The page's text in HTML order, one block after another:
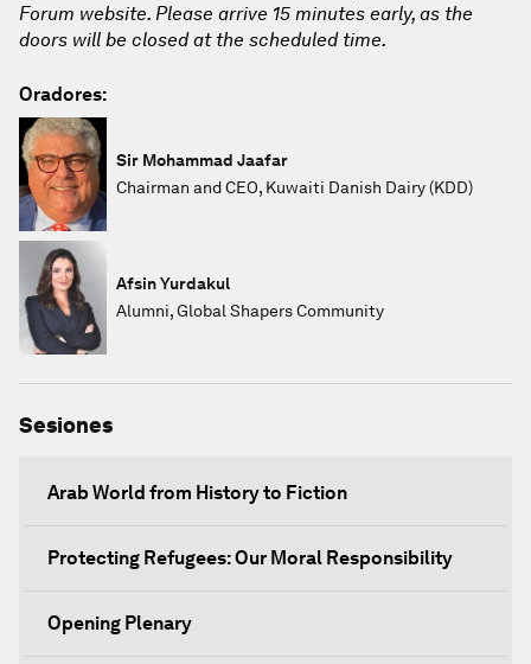
Forum website. Please arrive 15 minutes early, as the
doors will be closed at the scheduled time.
Oradores:
Sir Mohammad Jaafar
Chairman and CEO, Kuwaiti Danish Dairy (KDD)
Afsin Yurdakul
Alumni, Global Shapers Community
Sesiones
Arab World from History to Fiction
Protecting Refugees: Our Moral Responsibility
Opening Plenary